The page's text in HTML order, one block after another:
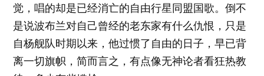
觉，唱的却是已经消亡的自由行星同盟国歌。倒不
是说波布兰对自己曾经的老东家有什么仇恨，只是
自杨舰队时期以来，他过惯了自由的日子，早已背
离一切旗帜，简而言之，有点像无神论者看狂热教